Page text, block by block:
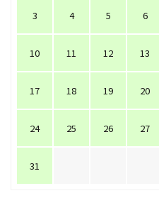
3 4 5 6
10 11 12 13
17 18 19 20
24 25 26 27
31